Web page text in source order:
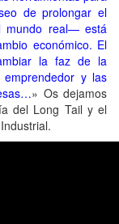
de prolongar el
mundo real— está
económico. El
la faz de la
y las
» Os dejamos
del Long Tail y el